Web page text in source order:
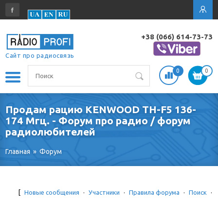
Сайт про радиосвязь
+38 (066) 614-73-73
0 0
Продам рацию KENWOOD TH-F5 136-
174 Мгц. - Форум про радио / форум
радиолюбителей
Главная » Форум
[ Новые сообщения · Участники · Правила форума · Поиск
·